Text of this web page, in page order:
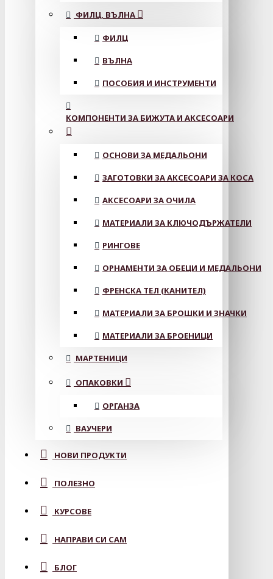
ФИЛЦ, ВЪЛНА
ФИЛЦ
ВЪЛНА
ПОСОБИЯ И ИНСТРУМЕНТИ
КОМПОНЕНТИ ЗА БИЖУТА И АКСЕСОАРИ
ОСНОВИ ЗА МЕДАЛЬОНИ
ЗАГОТОВКИ ЗА АКСЕСОАРИ ЗА КОСА
АКСЕСОАРИ ЗА ОЧИЛА
МАТЕРИАЛИ ЗА КЛЮЧОДЪРЖАТЕЛИ
РИНГОВЕ
ОРНАМЕНТИ ЗА ОБЕЦИ И МЕДАЛЬОНИ
ФРЕНСКА ТЕЛ (КАНИТЕЛ)
МАТЕРИАЛИ ЗА БРОШКИ И ЗНАЧКИ
МАТЕРИАЛИ ЗА БРОЕНИЦИ
МАРТЕНИЦИ
ОПАКОВКИ
ОРГАНЗА
ВАУЧЕРИ
НОВИ ПРОДУКТИ
ПОЛЕЗНО
КУРСОВЕ
НАПРАВИ СИ САМ
БЛОГ